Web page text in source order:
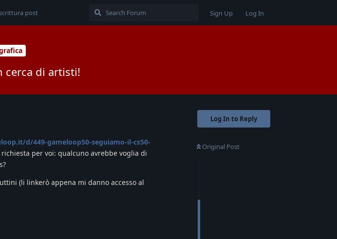
post Sign Up Log In
cerca di artisti!
Log In to Reply
Original Post
d/449-gameloop50-seguiamo-il-cs50-
per voi: qualcuno avrebbe voglia di
(li linkerò appena mi danno accesso al